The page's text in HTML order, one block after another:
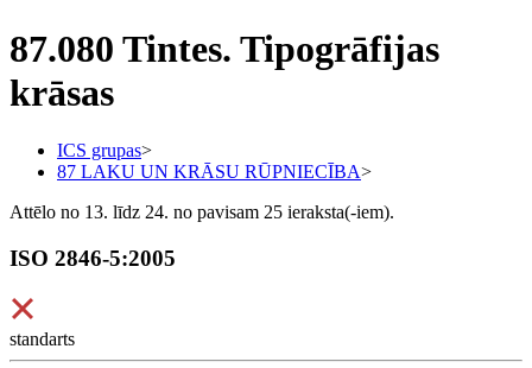
87.080 Tintes. Tipogrāfijas
krāsas
ICS grupas>
87 LAKU UN KRĀSU RŪPNIECĪBA>
Attēlo no 13. līdz 24. no pavisam 25 ieraksta(-iem).
ISO 2846-5:2005
standarts